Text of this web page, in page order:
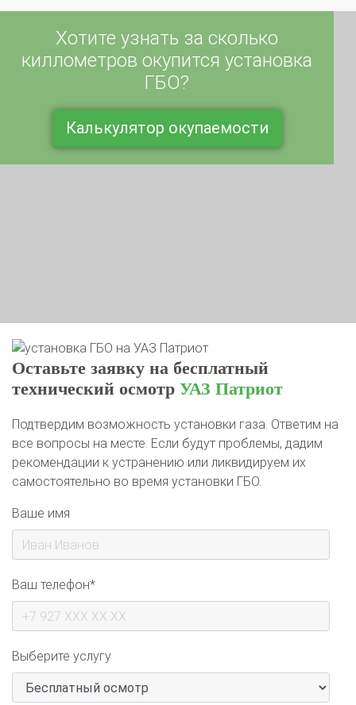
Хотите узнать за сколько
киллометров окупится установка
ГБО?
Калькулятор окупаемости
Оставьте заявку на бесплатный
технический осмотр УАЗ Патриот
Подтвердим возможность установки газа. Ответим на
все вопросы на месте. Если будут проблемы, дадим
рекомендации к устранению или ликвидируем их
самостоятельно во время установки ГБО.
Ваше имя
Ваш телефон*
Выберите услугу